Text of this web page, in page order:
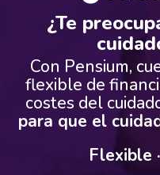
¿Te
Con Pensium,
flexible de
costes del
para que el
Flexible